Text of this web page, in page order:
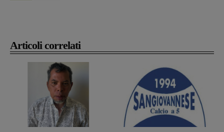
Articoli correlati